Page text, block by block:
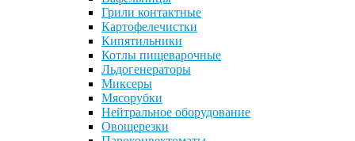
Грили контактные
Картофелечистки
Кипятильники
Котлы пищеварочные
Льдогенераторы
Миксеры
Мясорубки
Нейтральное оборудование
Овощерезки